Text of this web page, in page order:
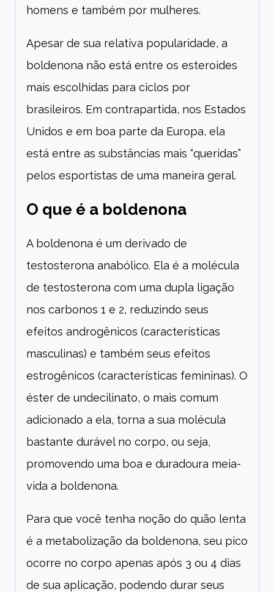
homens e também por mulheres.
Apesar de sua relativa popularidade, a
boldenona não está entre os esteroides
mais escolhidas para ciclos por
brasileiros. Em contrapartida, nos Estados
Unidos e em boa parte da Europa, ela
está entre as substâncias mais “queridas”
pelos esportistas de uma maneira geral.
O que é a boldenona
A boldenona é um derivado de
testosterona anabólico. Ela é a molécula
de testosterona com uma dupla ligação
nos carbonos 1 e 2, reduzindo seus
efeitos androgênicos (características
masculinas) e também seus efeitos
estrogênicos (características femininas). O
éster de undecilinato, o mais comum
adicionado a ela, torna a sua molécula
bastante durável no corpo, ou seja,
promovendo uma boa e duradoura meia-
vida a boldenona.
Para que você tenha noção do quão lenta
é a metabolização da boldenona, seu pico
ocorre no corpo apenas após 3 ou 4 dias
de sua aplicação, podendo durar seus